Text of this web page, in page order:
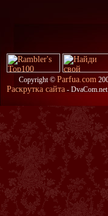
Copyright © Parfua.com
Раскрутка сайта - DvaCom.net